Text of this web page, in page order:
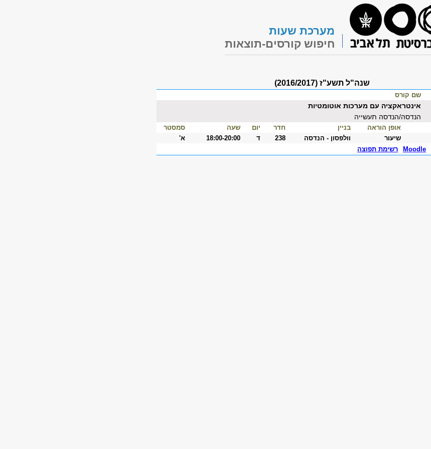
מערכת שעות
חיפוש קורסים-תוצאות
שנה"ל תשע"ז (2016/2017)
שם קורס
אינטראקציה עם מערכות אוטומטיות
הנדסה/הנדסה תעשייה
אופן הוראה בניין חדר יום שעה
סמסטר
שיעור וולפסון - הנדסה 238 ד 18:00-20:00
א'
Moodle רשימת תפוצה